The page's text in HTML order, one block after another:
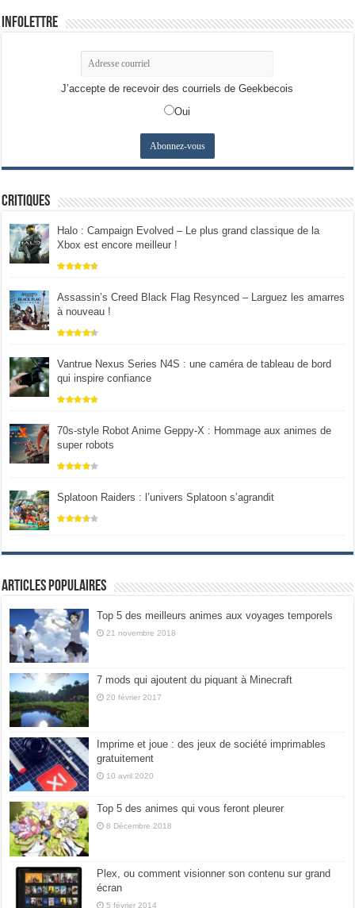
Infolettre
J’accepte de recevoir des courriels de Geekbecois
Oui
Critiques
Halo : Campaign Evolved – Le plus grand classique de la
Xbox est encore meilleur !
Assassin’s Creed Black Flag Resynced – Larguez les amarres
à nouveau !
Vantrue Nexus Series N4S : une caméra de tableau de bord
qui inspire confiance
70s-style Robot Anime Geppy-X : Hommage aux animes de
super robots
Splatoon Raiders : l’univers Splatoon s’agrandit
Articles populaires
Top 5 des meilleurs animes aux voyages temporels
21 novembre 2018
7 mods qui ajoutent du piquant à Minecraft
20 février 2017
Imprime et joue : des jeux de société imprimables
gratuitement
10 avril 2020
Top 5 des animes qui vous feront pleurer
8 Décembre 2018
Plex, ou comment visionner son contenu sur grand
écran
5 février 2014